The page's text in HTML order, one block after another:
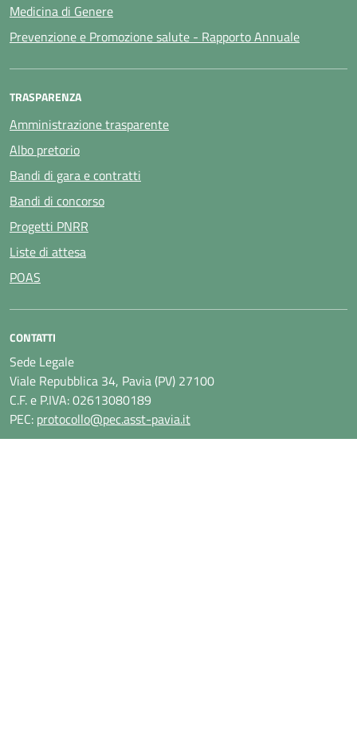
Medicina di Genere
Prevenzione e Promozione salute - Rapporto Annuale
TRASPARENZA
Amministrazione trasparente
Albo pretorio
Bandi di gara e contratti
Bandi di concorso
Progetti PNRR
Liste di attesa
POAS
CONTATTI
Sede Legale
Viale Repubblica 34, Pavia (PV) 27100
C.F. e P.IVA: 02613080189
PEC: protocollo@pec.asst-pavia.it